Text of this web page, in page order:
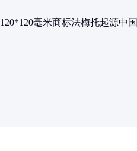
120*120毫米商标法梅托起源中国